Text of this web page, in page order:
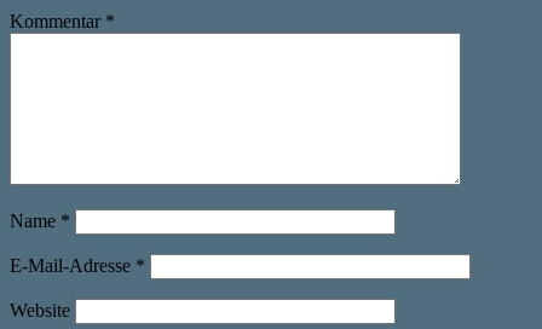
Kommentar *
Name *
E-Mail-Adresse *
Website